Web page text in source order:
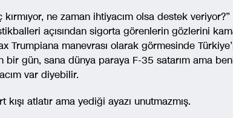
kırmıyor, ne zaman ihtiyacım olsa destek
açısından sigorta görenlerin gözlerini
Trumpiana manevrası olarak görmesinde
bir gün, sana dünya paraya F-35 satarım ama
var diyebilir.
atlatır ama yediği ayazı unutmazmış.